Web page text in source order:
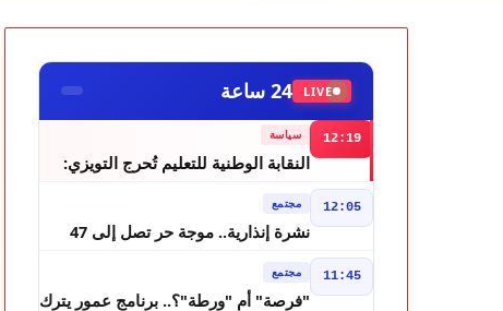
LIVE 24 ساعة
12:19 سياسة
النقابة الوطنية للتعليم تُحرج التويزي:
12:05 مجتمع
نشرة إنذارية.. موجة حر تصل إلى 47
بالمغرب
11:45 مجتمع
"فرصة" أم "ورطة"؟.. برنامج عمور يترك